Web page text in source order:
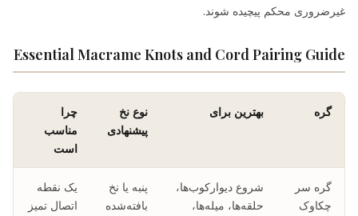
غیرضروری محکم پیچیده شوند.
Essential Macrame Knots and Cord Pairing Guide
گره بهترین برای
نوع نخ
پیشنهادی
چرا
مناسب
است
گره سر
چکاوک
شروع دیوارکوب‌ها،
حلقه‌ها، میله‌ها،
پنبه یا نخ
بافته‌شده
یک نقطه
اتصال تمیز